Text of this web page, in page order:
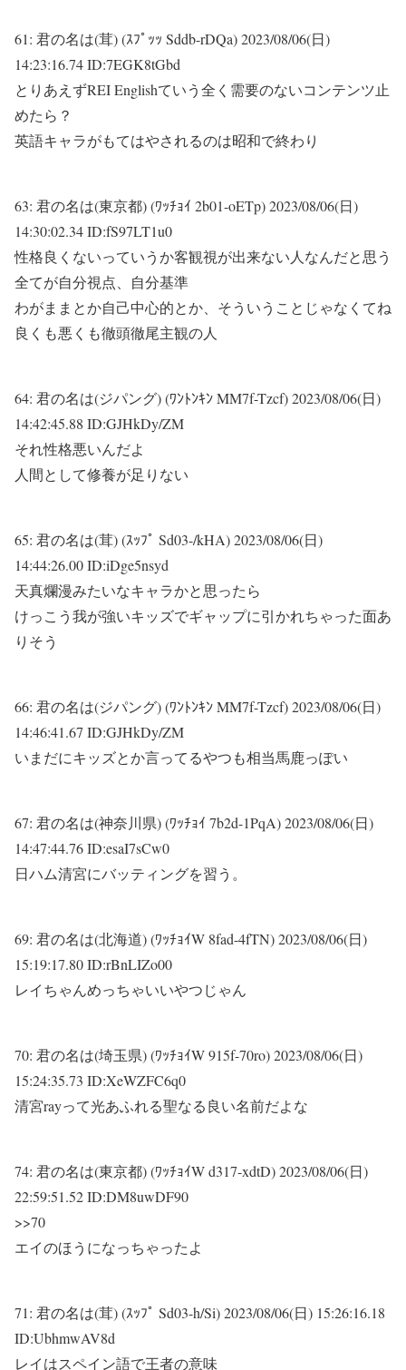
61: 君の名は(茸) (ｽﾌﾟｯｯ Sddb-rDQa)2023/08/06(日)
14:23:16.74 ID:7EGK8tGbd
とりあえずREI Englishていう全く需要のないコンテンツ止
めたら？
英語キャラがもてはやされるのは昭和で終わり
63: 君の名は(東京都) (ﾜｯﾁｮｲ 2b01-oETp)2023/08/06(日)
14:30:02.34 ID:fS97LT1u0
性格良くないっていうか客観視が出来ない人なんだと思う
全てが自分視点、自分基準
わがままとか自己中心的とか、そういうことじゃなくてね
良くも悪くも徹頭徹尾主観の人
64: 君の名は(ジパング) (ﾜﾝﾄﾝｷﾝ MM7f-Tzcf)2023/08/06(日)
14:42:45.88 ID:GJHkDy/ZM
それ性格悪いんだよ
人間として修養が足りない
65: 君の名は(茸) (ｽｯﾌﾟ Sd03-/kHA)2023/08/06(日)
14:44:26.00 ID:iDge5nsyd
天真爛漫みたいなキャラかと思ったら
けっこう我が強いキッズでギャップに引かれちゃった面あ
りそう
66: 君の名は(ジパング) (ﾜﾝﾄﾝｷﾝ MM7f-Tzcf)2023/08/06(日)
14:46:41.67 ID:GJHkDy/ZM
いまだにキッズとか言ってるやつも相当馬鹿っぽい
67: 君の名は(神奈川県) (ﾜｯﾁｮｲ 7b2d-1PqA)2023/08/06(日)
14:47:44.76 ID:esaI7sCw0
日ハム清宮にバッティングを習う。
69: 君の名は(北海道) (ﾜｯﾁｮｲW 8fad-4fTN)2023/08/06(日)
15:19:17.80 ID:rBnLIZo00
レイちゃんめっちゃいいやつじゃん
70: 君の名は(埼玉県) (ﾜｯﾁｮｲW 915f-70ro)2023/08/06(日)
15:24:35.73 ID:XeWZFC6q0
清宮rayって光あふれる聖なる良い名前だよな
74: 君の名は(東京都) (ﾜｯﾁｮｲW d317-xdtD)2023/08/06(日)
22:59:51.52 ID:DM8uwDF90
>>70
エイのほうになっちゃったよ
71: 君の名は(茸) (ｽｯﾌﾟ Sd03-h/Si)2023/08/06(日) 15:26:16.18
ID:UbhmwAV8d
レイはスペイン語で王者の意味